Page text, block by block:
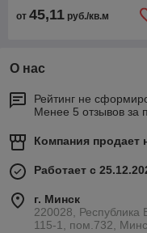
от 45,11 руб./кв.м
О нас
Рейтинг не
Менее 5 отзывов за
Компания продает
Работает с
г. Минск
220028, Республика
115-1, пом.732,